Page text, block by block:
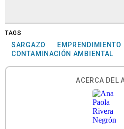
TAGS
SARGAZO EMPRENDIMIENTO
CONTAMINACIÓN AMBIENTAL
ACERCA DEL